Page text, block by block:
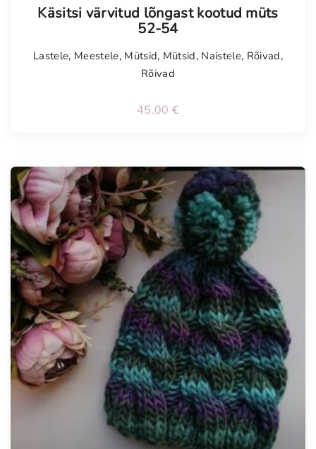
Käsitsi värvitud lõngast kootud müts
52-54
Lastele, Meestele, Mütsid, Mütsid, Naistele, Rõivad,
Rõivad
45,00 €